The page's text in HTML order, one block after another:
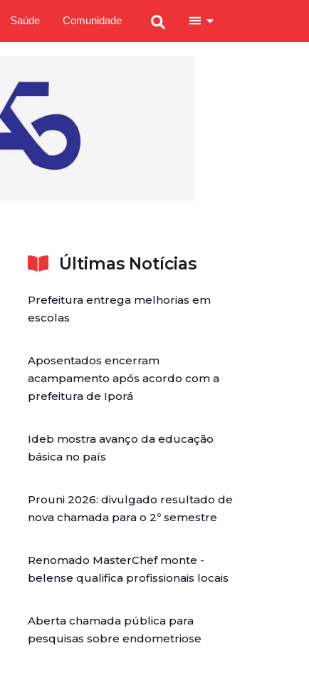
Saúde Comunidade
Últimas Notícias
Prefeitura entrega melhorias em
escolas
Aposentados encerram
acampamento após acordo com a
prefeitura de Iporá
Ideb mostra avanço da educação
básica no país
Prouni 2026: divulgado resultado de
nova chamada para o 2º semestre
Renomado MasterChef monte -
belense qualifica profissionais locais
Aberta chamada pública para
pesquisas sobre endometriose